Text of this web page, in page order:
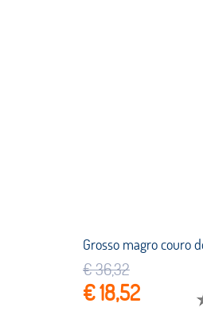
€ 36,32
€ 18,52